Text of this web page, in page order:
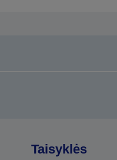
Taisyklės